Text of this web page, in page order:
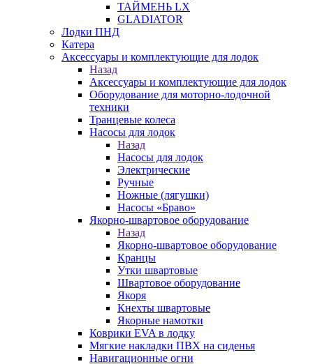
ТАЙМЕНЬ LX
GLADIATOR
Лодки ПНД
Катера
Аксессуары и комплектующие для лодок
Назад
Аксессуары и комплектующие для лодок
Оборудование для моторно-лодочной
техники
Транцевые колеса
Насосы для лодок
Назад
Насосы для лодок
Электрические
Ручные
Ножные (лягушки)
Насосы «Браво»
Якорно-швартовое оборудование
Назад
Якорно-швартовое оборудование
Кранцы
Утки швартовые
Швартовое оборудование
Якоря
Кнехты швартовые
Якорные намотки
Коврики EVA в лодку
Мягкие накладки ПВХ на сиденья
Навигационные огни